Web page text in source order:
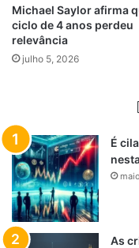
Michael Saylor afirma
ciclo de 4 anos perdeu
relevância
julho 5, 2026
É
As